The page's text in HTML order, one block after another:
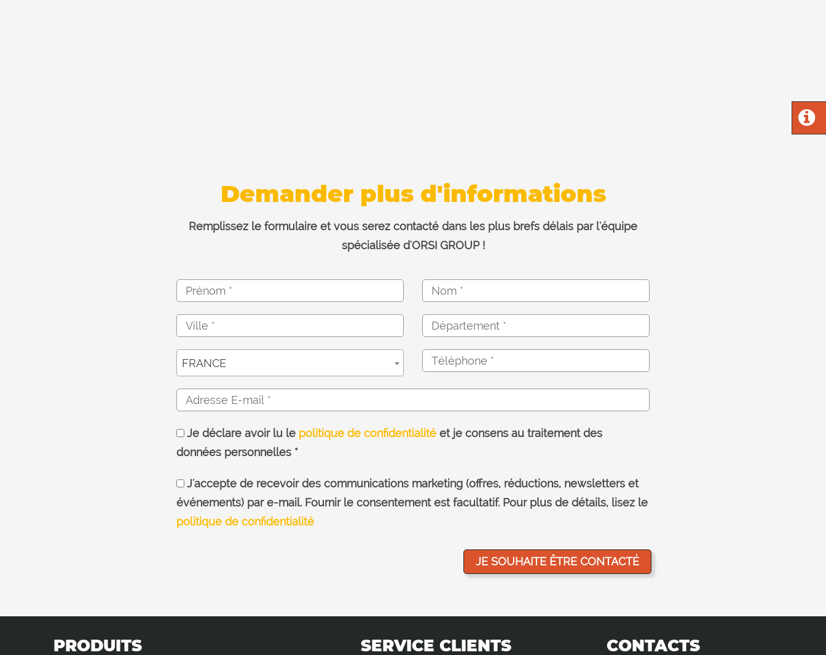
Demander plus d'informations
Remplissez le formulaire et vous serez contacté dans les plus brefs délais par l'équipe
spécialisée d'ORSI GROUP !
FRANCE
Je déclare avoir lu le politique de confidentialité et je consens au traitement des
données personnelles *
J'accepte de recevoir des communications marketing (offres, réductions, newsletters et
événements) par e-mail. Fournir le consentement est facultatif. Pour plus de détails, lisez le
politique de confidentialité
PRODUITS SERVICE CLIENTS CONTACTS